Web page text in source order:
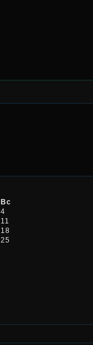
Вс
4
11
18
25